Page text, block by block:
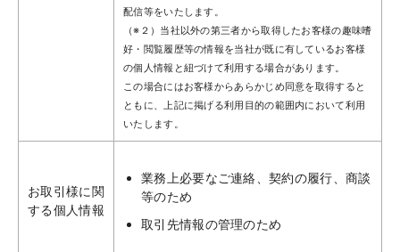
配信等をいたします。
（※２）当社以外の第三者から取得したお客様の趣味嗜
好・閲覧履歴等の情報を当社が既に有しているお客様
の個人情報と紐づけて利用する場合があります。
この場合にはお客様からあらかじめ同意を取得すると
ともに、上記に掲げる利用目的の範囲内において利用
いたします。
お取引様に関
する個人情報
業務上必要なご連絡、契約の履行、商談
等のため
取引先情報の管理のため